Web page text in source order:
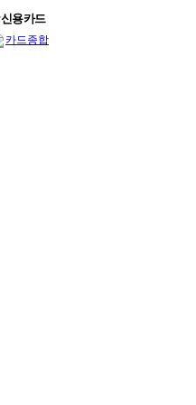
용카드
카드종합